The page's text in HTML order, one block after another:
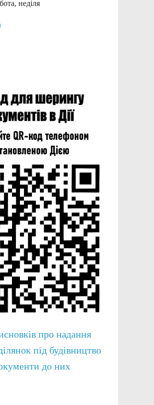
неділя
про надання
під будівництво
до них